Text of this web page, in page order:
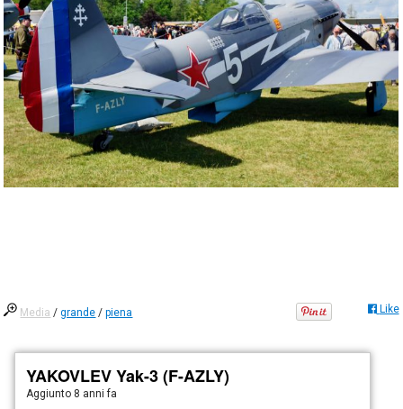
Media /grande /piena Like
YAKOVLEV Yak-3 (F-AZLY)
Aggiunto 8 anni fa